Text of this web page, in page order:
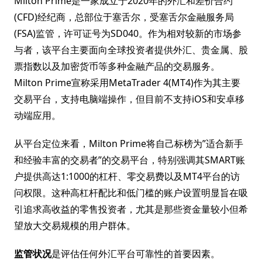
(CFD)经纪商，总部位于塞舌尔，受塞舌尔金融服务局
(FSA)监管，许可证号为SD040。作为相对较新的市场参
与者，该平台主要面向全球投资者提供外汇、贵金属、股
票指数以及加密货币等多种金融产品的交易服务。
Milton Prime宣称采用MetaTrader 4(MT4)作为其主要
交易平台，支持电脑端操作，但目前不支持iOS和安卓移
动端应用。
从平台定位来看，Milton Prime将自己标榜为”适合新手
和经验丰富的交易者”的交易平台，特别强调其SMART账
户提供高达1:1000的杠杆、零交易费以及MT4平台的访
问权限。这种高杠杆配比和低门槛的账户设置明显旨在吸
引追求高收益的零售投资者，尤其是那些资金量较小但希
望放大交易规模的用户群体。
监管状况是评估任何外汇平台可靠性的首要因素。